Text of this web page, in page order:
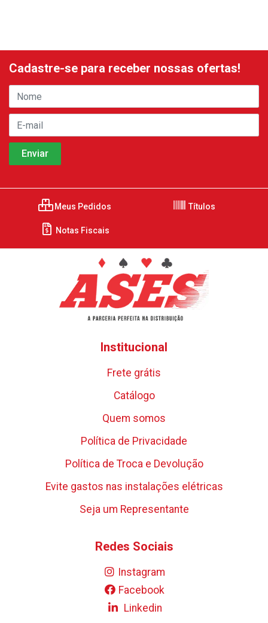
Cadastre-se para receber nossas ofertas!
Meus Pedidos Títulos
Notas Fiscais
Institucional
Frete grátis
Catálogo
Quem somos
Política de Privacidade
Política de Troca e Devolução
Evite gastos nas instalações elétricas
Seja um Representante
Redes Sociais
Instagram
Facebook
Linkedin